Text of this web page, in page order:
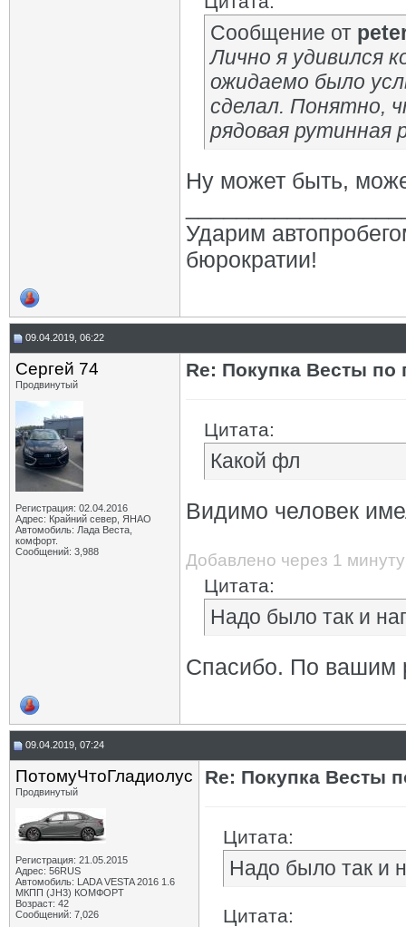
Сообщение от
Лично я удивился
ожидаемо было
сделал. Понятно,
рядовая рутинная
Ну может быть,
Ударим
бюрократии!
09.04.2019, 06:22
Сергей 74
Продвинутый
Регистрация: 02.04.2016
Адрес: Крайний север, ЯНАО
Автомобиль: Лада Веста,
комфорт.
Сообщений: 3,988
Re: Покупка Весты по
Цитата:
Какой фл
Видимо человек
Добавлено через 1 минуту
Цитата:
Надо было так и
Спасибо. По вашим
09.04.2019, 07:24
ПотомуЧтоГладиолус
Продвинутый
Регистрация: 21.05.2015
Адрес: 56RUS
Автомобиль: LADA VESTA 2016 1.6
МКПП (JH3) КОМФОРТ
Возраст: 42
Сообщений: 7,026
Re: Покупка Весты
Цитата:
Надо было так и
Цитата: